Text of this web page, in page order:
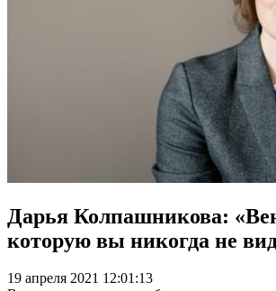
Дарья Колпашникова:
которую вы никогда не
19 апреля 2021 12:01:13